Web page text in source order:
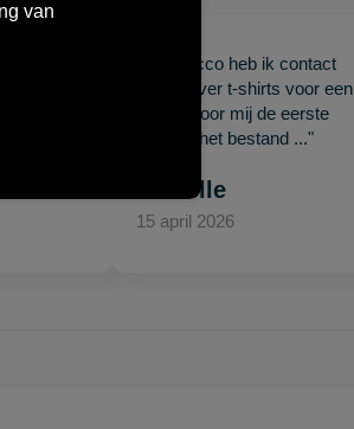
"Met Jacco heb ik contact
gehad over t-shirts voor een
beurs. Voor mij de eerste
keer en het bestand ..."
Mariëlle
15 april 2026
van